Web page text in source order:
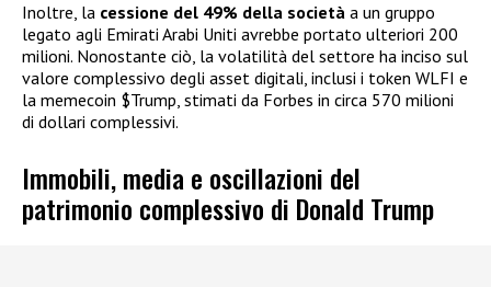
Inoltre, la cessione del 49% della società a un gruppo
legato agli Emirati Arabi Uniti avrebbe portato ulteriori 200
milioni. Nonostante ciò, la volatilità del settore ha inciso sul
valore complessivo degli asset digitali, inclusi i token WLFI e
la memecoin $Trump, stimati da Forbes in circa 570 milioni
di dollari complessivi.
Immobili, media e oscillazioni del
patrimonio complessivo di Donald Trump